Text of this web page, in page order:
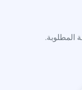
المطلوبة.